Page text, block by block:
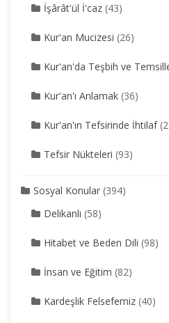
İşârât'ül İ'caz (43)
Kur'an Mucizesi (26)
Kur'an'da Teşbih ve
Kur'an'ı Anlamak (36)
Kur'an'ın Tefsirinde İhtilaf
Tefsir Nükteleri (93)
Sosyal Konular (394)
Delikanlı (58)
Hitabet ve Beden Dili (98)
İnsan ve Eğitim (82)
Kardeşlik Felsefemiz (40)